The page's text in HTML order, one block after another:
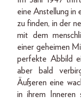
eine Anstellung in
zu finden, in der
mit dem
einer geheimen
perfekte Abbild
aber bald
Äußeren eine
in ihrem Inneren